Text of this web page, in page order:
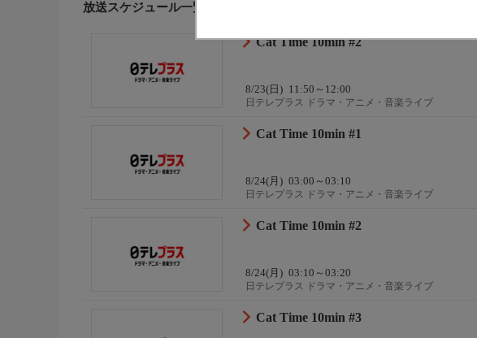
放送スケジュール一覧
Cat Time 10min #2
8/23(日) 11:50～12:00
日テレプラス ドラマ・アニメ・音楽ライブ
Cat Time 10min #1
8/24(月) 03:00～03:10
日テレプラス ドラマ・アニメ・音楽ライブ
Cat Time 10min #2
8/24(月) 03:10～03:20
日テレプラス ドラマ・アニメ・音楽ライブ
Cat Time 10min #3